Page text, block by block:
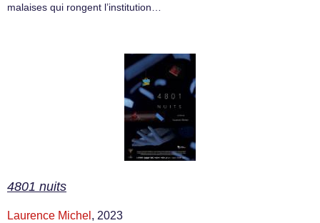
malaises qui rongent l’institution…
4801 nuits
Laurence Michel , 2023